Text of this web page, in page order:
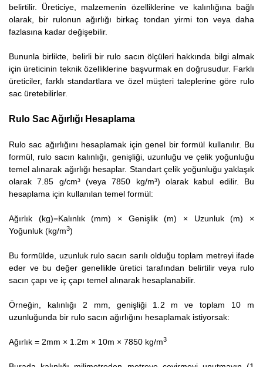
belirtilir. Üreticiye, malzemenin özelliklerine ve kalınlığına bağlı
olarak, bir rulonun ağırlığı birkaç tondan yirmi ton veya daha
fazlasına kadar değişebilir.
Bununla birlikte, belirli bir rulo sacın ölçüleri hakkında bilgi almak
için üreticinin teknik özelliklerine başvurmak en doğrusudur. Farklı
üreticiler, farklı standartlara ve özel müşteri taleplerine göre rulo
sac üretebilirler.
Rulo Sac Ağırlığı Hesaplama
Rulo sac ağırlığını hesaplamak için genel bir formül kullanılır. Bu
formül, rulo sacın kalınlığı, genişliği, uzunluğu ve çelik yoğunluğu
temel alınarak ağırlığı hesaplar. Standart çelik yoğunluğu yaklaşık
olarak 7.85 g/cm³ (veya 7850 kg/m³) olarak kabul edilir. Bu
hesaplama için kullanılan temel formül:
Ağırlık (kg)=Kalınlık (mm) × Genişlik (m) × Uzunluk (m) ×
Yoğunluk (kg/m3)
Bu formülde, uzunluk rulo sacın sarılı olduğu toplam metreyi ifade
eder ve bu değer genellikle üretici tarafından belirtilir veya rulo
sacın çapı ve iç çapı temel alınarak hesaplanabilir.
Örneğin, kalınlığı 2 mm, genişliği 1.2 m ve toplam 10 m
uzunluğunda bir rulo sacın ağırlığını hesaplamak istiyorsak:
Ağırlık = 2mm × 1.2m × 10m × 7850 kg/m3